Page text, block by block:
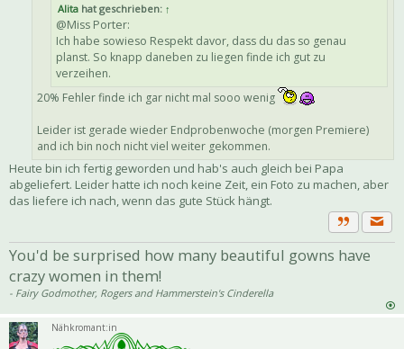
Alita hat geschrieben: ↑
@Miss Porter:
Ich habe sowieso Respekt davor, dass du das so genau
planst. So knapp daneben zu liegen finde ich gut zu
verzeihen.
20% Fehler finde ich gar nicht mal sooo wenig
Leider ist gerade wieder Endprobenwoche (morgen Premiere)
and ich bin noch nicht viel weiter gekommen.
Heute bin ich fertig geworden und hab's auch gleich bei Papa
abgeliefert. Leider hatte ich noch keine Zeit, ein Foto zu machen, aber
das liefere ich nach, wenn das gute Stück hängt.
Zitat
You'd be surprised how many beautiful gowns have
crazy women in them!
- Fairy Godmother, Rogers and Hammerstein's Cinderella
Nähkromant:in